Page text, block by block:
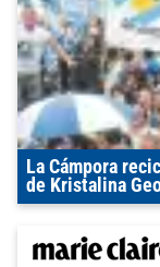
La Cámpora
de Kristalina